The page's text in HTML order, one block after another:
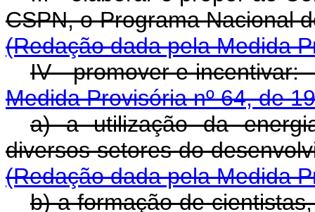
CSPN, o Programa
(Redação dada pela Medida
IV - promover e
Medida Provisória nº 64, de
a) a utilização da
diversos setores do
(Redação dada pela Medida
b) a formação de